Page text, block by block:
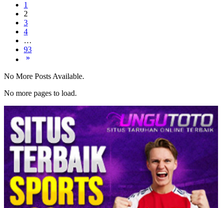
1
2
3
4
…
93
No More Posts Available.
No more pages to load.